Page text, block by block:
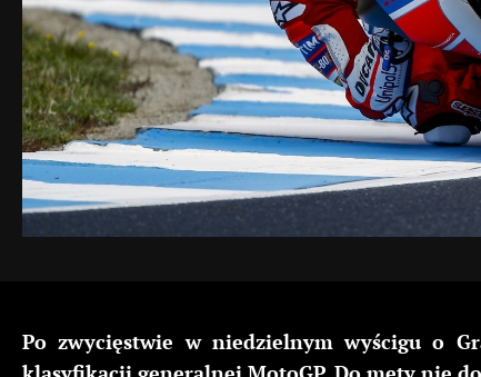
Po zwycięstwie w niedzielnym wyścigu o